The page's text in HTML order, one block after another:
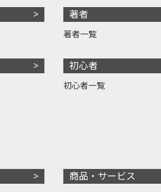
著者
著者一覧
初心者
初心者一覧
商品・サービス